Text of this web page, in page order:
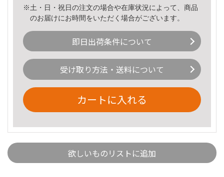
※土・日・祝日の注文の場合や在庫状況によって、商品
のお届けにお時間をいただく場合がございます。
即日出荷条件について
受け取り方法・送料について
カートに入れる
欲しいものリストに追加